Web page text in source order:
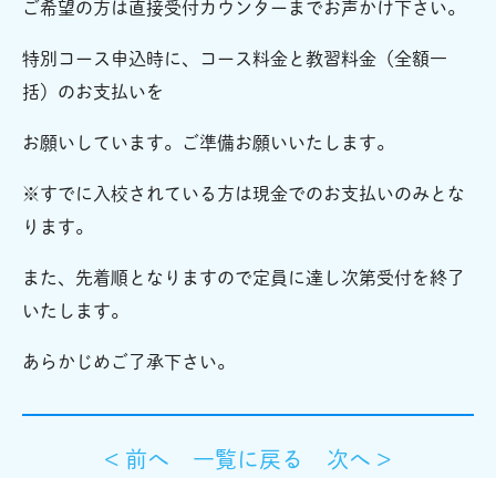
ご希望の方は直接受付カウンターまでお声かけ下さい。
特別コース申込時に、コース料金と教習料金（全額一
括）のお支払いを
お願いしています。ご準備お願いいたします。
※すでに入校されている方は現金でのお支払いのみとな
ります。
また、先着順となりますので定員に達し次第受付を終了
いたします。
あらかじめご了承下さい。
< 前へ 一覧に戻る 次へ >